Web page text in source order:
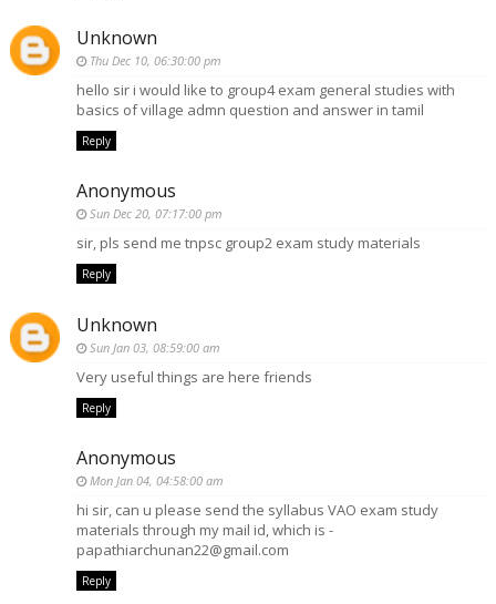
Unknown
Thu Dec 10, 06:30:00 pm
hello sir i would like to group4 exam general studies with
basics of village admn question and answer in tamil
Reply
Anonymous
Sun Dec 20, 07:17:00 pm
sir, pls send me tnpsc group2 exam study materials
Reply
Unknown
Sun Jan 03, 08:59:00 am
Very useful things are here friends
Reply
Anonymous
Mon Jan 04, 04:58:00 am
hi sir, can u please send the syllabus VAO exam study
materials through my mail id, which is -
papathiarchunan22@gmail.com
Reply